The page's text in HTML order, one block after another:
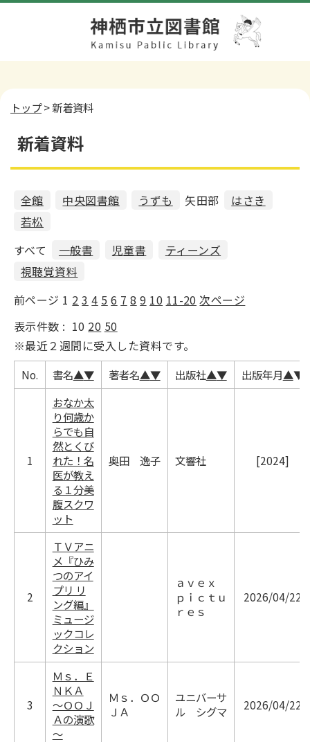
トップ> 新着資料
新着資料
全館 中央図書館 うずも 矢田部
はさき
若松
すべて
一般書 児童書
ティーンズ
視聴覚資料
前ページ 1 2 3 4 5 6 7 8 9 10 11-20 次ページ
表示件数 : 10 20 50
※最近２週間に受入した資料です。
No. 書名▲▼ 著者名▲▼ 出版社▲▼ 出版年月▲▼
1
おなか太
り何歳か
らでも自
然とくび
れた！名
医が教え
る１分美
腹スクワ
ット
奥田 逸子 文響社 [2024]
2
ＴＶアニ
メ『ひみ
つのアイ
プリ リ
ング編』
ミュージ
ックコレ
クション
ａｖｅｘ
ｐｉｃｔｕ
ｒｅｓ
2026/04/22
3
Ｍｓ．Ｅ
ＮＫＡ
～ＯＯＪ
Ａの演歌
～
Ｍｓ．ＯＯ
ＪＡ
ユニバーサ
ル シグマ
2026/04/22